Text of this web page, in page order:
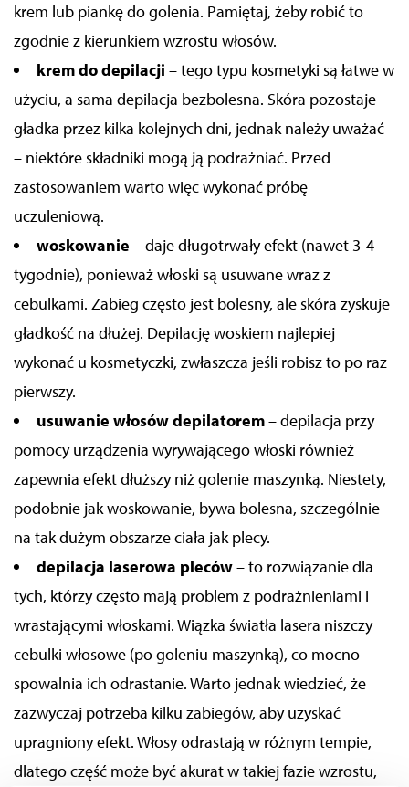
krem lub piankę do golenia. Pamiętaj, żeby robić to
zgodnie z kierunkiem wzrostu włosów.
krem do depilacji – tego typu kosmetyki są łatwe w
użyciu, a sama depilacja bezbolesna. Skóra pozostaje
gładka przez kilka kolejnych dni, jednak należy uważać
– niektóre składniki mogą ją podrażniać. Przed
zastosowaniem warto więc wykonać próbę
uczuleniową.
woskowanie – daje długotrwały efekt (nawet 3-4
tygodnie), ponieważ włoski są usuwane wraz z
cebulkami. Zabieg często jest bolesny, ale skóra zyskuje
gładkość na dłużej. Depilację woskiem najlepiej
wykonać u kosmetyczki, zwłaszcza jeśli robisz to po raz
pierwszy.
usuwanie włosów depilatorem– depilacja przy
pomocy urządzenia wyrywającego włoski również
zapewnia efekt dłuższy niż golenie maszynką. Niestety,
podobnie jak woskowanie, bywa bolesna, szczególnie
na tak dużym obszarze ciała jak plecy.
depilacja laserowa pleców– to rozwiązanie dla
tych, którzy często mają problem z podrażnieniami i
wrastającymi włoskami. Wiązka światła lasera niszczy
cebulki włosowe (po goleniu maszynką), co mocno
spowalnia ich odrastanie. Warto jednak wiedzieć, że
zazwyczaj potrzeba kilku zabiegów, aby uzyskać
upragniony efekt. Włosy odrastają w różnym tempie,
dlatego część może być akurat w takiej fazie wzrostu,